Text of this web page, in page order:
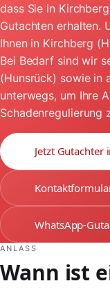
dass Sie in
Gutachten erhalten.
Ihnen in Kirchberg
Bei Bedarf sind wir
(Hunsrück) sowie in
unterwegs, um Ihre
Schadenregulierung
Jetzt
WhatsApp-
ANLASS
Wann ist